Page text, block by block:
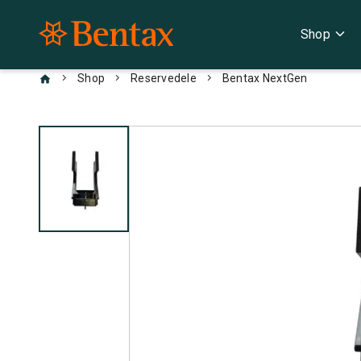
Shop expand_more
chevron_right Shop chevron_right Reservedele chevron_right Bentax NextGen